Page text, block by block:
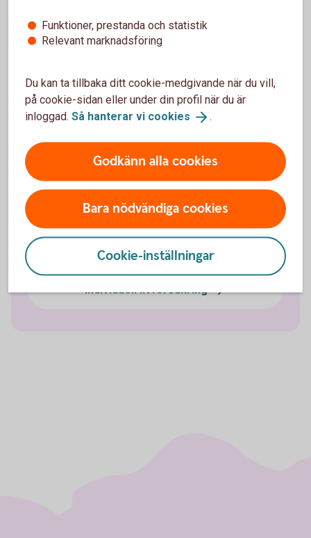
Pensionssparande
Tjänstegrupplivförsäkring TGL
Vårdförsäkring företag
Individuell livförsäkring
Funktioner, prestanda och statistik
Relevant marknadsföring
Du kan ta tillbaka ditt cookie-medgivande när du vill,
på cookie-sidan eller under din profil när du är
inloggad. Så hanterar vi cookies .
Godkänn alla cookies
Bara nödvändiga cookies
Cookie-inställningar